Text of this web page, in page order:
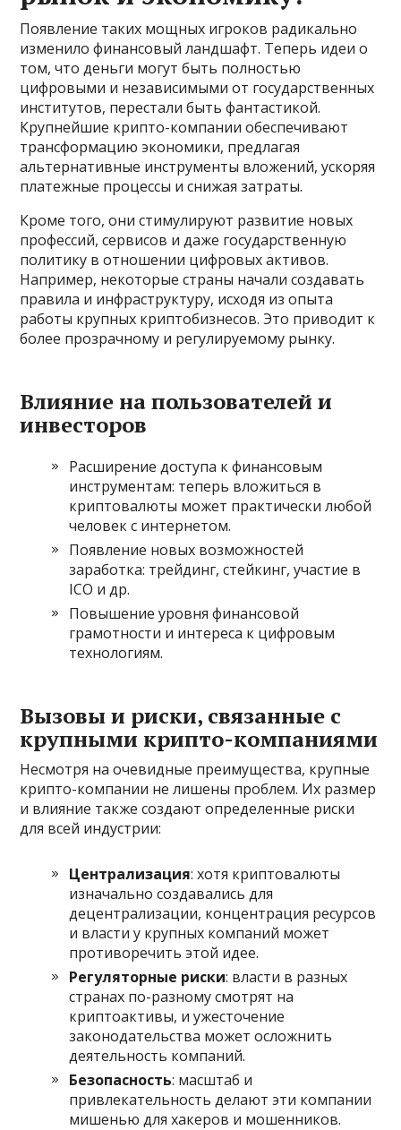
Появление таких мощных игроков радикально
изменило финансовый ландшафт. Теперь идеи о
том, что деньги могут быть полностью
цифровыми и независимыми от государственных
институтов, перестали быть фантастикой.
Крупнейшие крипто-компании обеспечивают
трансформацию экономики, предлагая
альтернативные инструменты вложений, ускоряя
платежные процессы и снижая затраты.
Кроме того, они стимулируют развитие новых
профессий, сервисов и даже государственную
политику в отношении цифровых активов.
Например, некоторые страны начали создавать
правила и инфраструктуру, исходя из опыта
работы крупных криптобизнесов. Это приводит к
более прозрачному и регулируемому рынку.
Влияние на пользователей и
инвесторов
Расширение доступа к финансовым
инструментам: теперь вложиться в
криптовалюты может практически любой
человек с интернетом.
Появление новых возможностей
заработка: трейдинг, стейкинг, участие в
ICO и др.
Повышение уровня финансовой
грамотности и интереса к цифровым
технологиям.
Вызовы и риски, связанные с
крупными крипто-компаниями
Несмотря на очевидные преимущества, крупные
крипто-компании не лишены проблем. Их размер
и влияние также создают определенные риски
для всей индустрии:
Централизация: хотя криптовалюты
изначально создавались для
децентрализации, концентрация ресурсов
и власти у крупных компаний может
противоречить этой идее.
Регуляторные риски: власти в разных
странах по-разному смотрят на
криптоактивы, и ужесточение
законодательства может осложнить
деятельность компаний.
Безопасность: масштаб и
привлекательность делают эти компании
мишенью для хакеров и мошенников.